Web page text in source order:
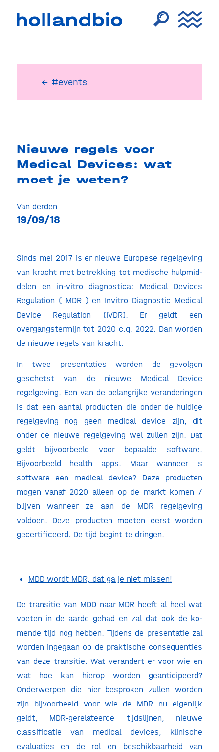
← #events
Nieuwe regels voor
Medical Devices: wat
moet je weten?
Van derden
19/09/18
Sinds mei 2017 is er nieuwe Europese regelgeving
van kracht met betrekking tot medische hulpmid-
delen en in-vitro diagnostica: Medical Devices
Regulation ( MDR ) en Invitro Diagnostic Medical
Device Regulation (IVDR). Er geldt een
overgangstermijn tot 2020 c.q. 2022. Dan worden
de nieuwe regels van kracht.
In twee presentaties worden de gevolgen
geschetst van de nieuwe Medical Device
regelgeving. Een van de belangrijke veranderingen
is dat een aantal producten die onder de huidige
regelgeving nog geen medical device zijn, dit
onder de nieuwe regelgeving wel zullen zijn. Dat
geldt bijvoorbeeld voor bepaalde software.
Bijvoorbeeld health apps. Maar wanneer is
software een medical device? Deze producten
mogen vanaf 2020 alleen op de markt komen /
blijven wanneer ze aan de MDR regelgeving
voldoen. Deze producten moeten eerst worden
gecertificeerd. De tijd begint te dringen.
MDD wordt MDR, dat ga je niet missen!
De transitie van MDD naar MDR heeft al heel wat
voeten in de aarde gehad en zal dat ook de ko-
mende tijd nog hebben. Tijdens de presentatie zal
worden ingegaan op de praktische consequenties
van deze transitie. Wat verandert er voor wie en
wat hoe kan hierop worden geanticipeerd?
Onderwerpen die hier besproken zullen worden
zijn bijvoorbeeld voor wie de MDR nu eigenlijk
geldt, MDR-gerelateerde tijdslijnen, nieuwe
classificatie van medical devices, klinische
evaluaties en de rol en beschikbaarheid van